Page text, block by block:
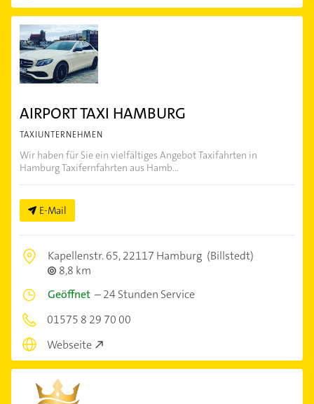
AIRPORT TAXI HAMBURG
TAXIUNTERNEHMEN
Wir haben für Sie ein vielfältiges Angebot Taxifahrten in
Hamburg Taxifernfahrten aus Hamb...
E-Mail
Kapellenstr. 65,22117 Hamburg (Billstedt)
8,8 km
Geöffnet –24 Stunden Service
01575 8 29 70 00
Webseite